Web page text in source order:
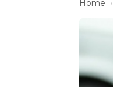
Home